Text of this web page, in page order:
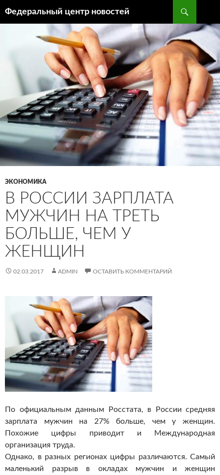
Федеральный центр новостей
СОДЕРЖИМОМУ
ЭКОНОМИКА
В РОССИИ ЗАРПЛАТА
МУЖЧИН НА ТРЕТЬ
БОЛЬШЕ, ЧЕМ У
ЖЕНЩИН
02.03.2017 ADMIN ОСТАВИТЬ КОММЕНТАРИЙ
По официальным данным Росстата, в России средняя
зарплата мужчин на 27% больше, чем у женщин.
Похожие цифры приводит и Международная
организация труда.
Однако, в разных регионах цифры различаются. Самый
маленький разрыв в окладах мужчин и женщин